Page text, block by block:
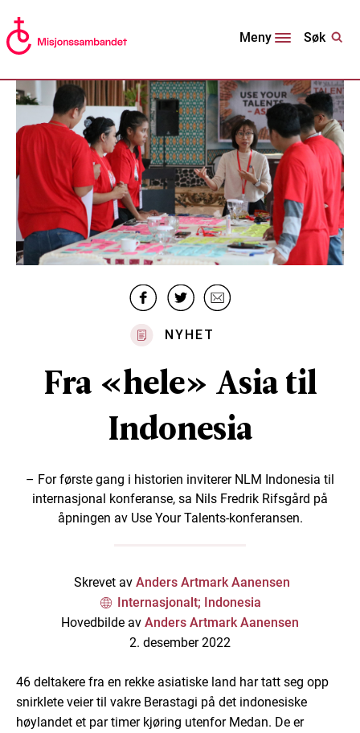
Meny Søk
NYHET
Fra «hele» Asia til
Indonesia
– For første gang i historien inviterer NLM Indonesia til
internasjonal konferanse, sa Nils Fredrik Rifsgård på
åpningen av Use Your Talents-konferansen.
Skrevet av Anders Artmark Aanensen
Internasjonalt; Indonesia
Hovedbilde av Anders Artmark Aanensen
2. desember 2022
46 deltakere fra en rekke asiatiske land har tatt seg opp
snirklete veier til vakre Berastagi på det indonesiske
høylandet et par timer kjøring utenfor Medan. De er